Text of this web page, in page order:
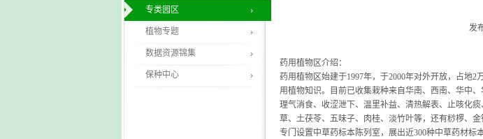
发
药用植物区介绍：
药用植物区始建于1997年，于2000年对外开放，占地
用植物知识。目前已收集栽种来自华南、西南、华中
理气消食、收涩泄下、温里补益、清热解表、止咳化
草、土茯苓、五味子、肉桂、淡竹叶等，还有桫椤、
专门设置中草药标本陈列室，展出近300种中草药材标本
专类园区
植物专题
数据资源锦集
保种中心